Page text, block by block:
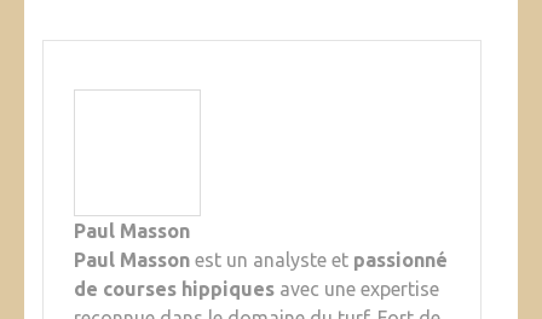
Paul Masson
Paul Masson est un analyste et passionné
de courses hippiques avec une expertise